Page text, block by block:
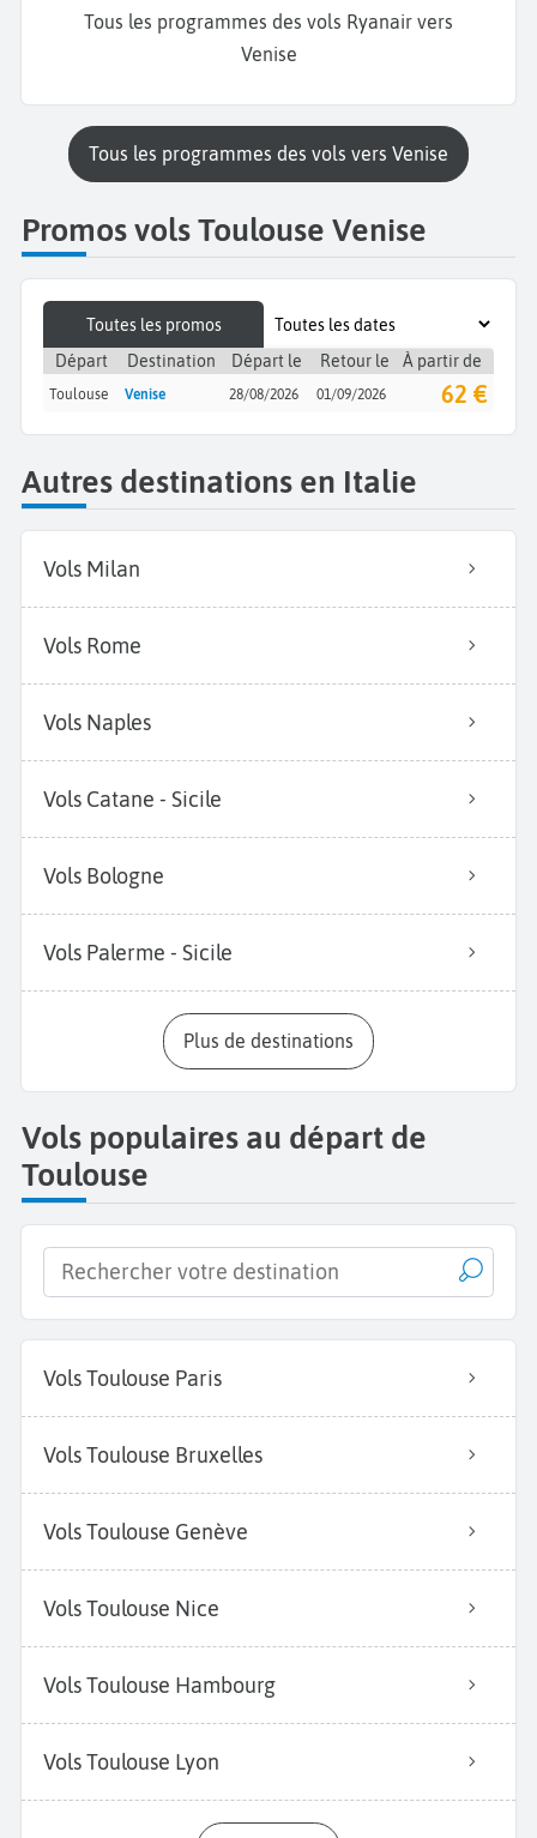
Tous les programmes des vols Ryanair vers
Venise
Tous les programmes des vols vers Venise
Promos vols Toulouse Venise
Toutes les promos
Départ
Destination Départ le Retour le À partir de
Toulouse Venise 28/08/2026 01/09/2026 62 €
Autres destinations en Italie
Vols Milan
Vols Rome
Vols Naples
Vols Catane - Sicile
Vols Bologne
Vols Palerme - Sicile
Plus de destinations
Vols populaires au départ de
Toulouse
Vols Toulouse Paris
Vols Toulouse Bruxelles
Vols Toulouse Genève
Vols Toulouse Nice
Vols Toulouse Hambourg
Vols Toulouse Lyon